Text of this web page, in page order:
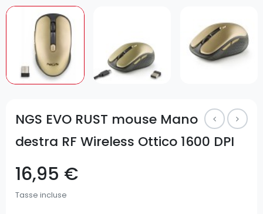
NGS EVO RUST mouse Mano
destra RF Wireless Ottico 1600 DPI
16,95 €
Tasse incluse